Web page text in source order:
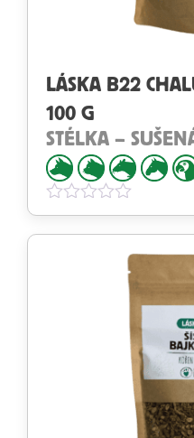
LÁSKA B22
100 G
STÉLKA –
Hodnotenie
0